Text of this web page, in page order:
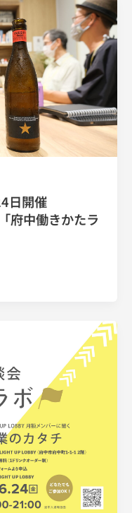
日開催
府中働きかたラ